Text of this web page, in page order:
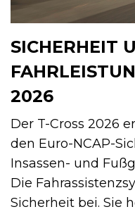
SICHERHEIT
2026
Der T-Cross 2026
den Euro-NCAP-
Insassen- und
Die
Sicherheit bei. Sie